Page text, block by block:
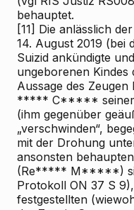
behauptet.
[11] Die anlässlich
14. August 2019
Suizid ankündigte
ungeborenen
Aussage des
***** C***** seinem
(ihm gegenüber
„verschwinden“,
mit der Drohung
ansonsten
(Re***** M*****)
Protokoll ON 37 S
festgestellten